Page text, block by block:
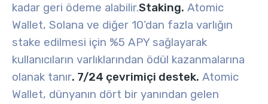
kadar geri ödeme alabilir.Staking. Atomic
Wallet, Solana ve diğer 10’dan fazla varlığın
stake edilmesi için %5 APY sağlayarak
kullanıcıların varlıklarından ödül kazanmalarına
olanak tanır. 7/24 çevrimiçi destek. Atomic
Wallet, dünyanın dört bir yanından gelen